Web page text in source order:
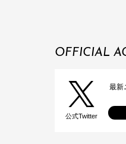
OFFICIAL
公式Twitter
最新